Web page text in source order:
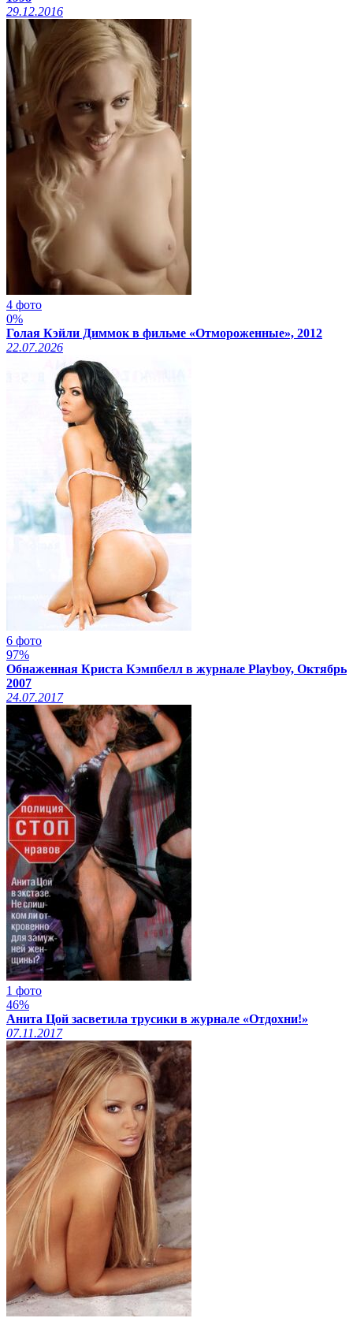
29.12.2016
4 фото
0%
Голая Кэйли Диммок в фильме «Отмороженные», 2012
22.07.2026
6 фото
97%
Обнаженная Криста Кэмпбелл в журнале Playboy, Октябрь
2007
24.07.2017
1 фото
46%
Анита Цой засветила трусики в журнале «Отдохни!»
07.11.2017